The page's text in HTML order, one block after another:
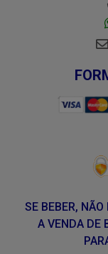
SE BEBER,
A VENDA DE